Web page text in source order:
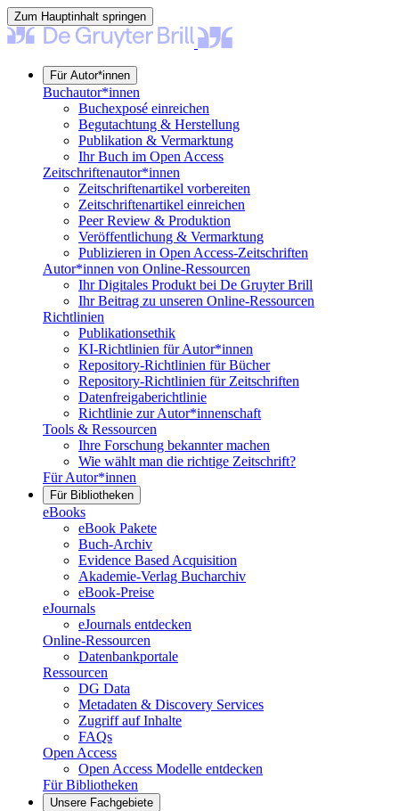
Zum Hauptinhalt springen
Für Autor*innen
Buchautor*innen
Buchexposé einreichen
Begutachtung & Herstellung
Publikation & Vermarktung
Ihr Buch im Open Access
Zeitschriftenautor*innen
Zeitschriftenartikel vorbereiten
Zeitschriftenartikel einreichen
Peer Review & Produktion
Veröffentlichung & Vermarktung
Publizieren in Open Access-Zeitschriften
Autor*innen von Online-Ressourcen
Ihr Digitales Produkt bei De Gruyter Brill
Ihr Beitrag zu unseren Online-Ressourcen
Richtlinien
Publikationsethik
KI-Richtlinien für Autor*innen
Repository-Richtlinien für Bücher
Repository-Richtlinien für Zeitschriften
Datenfreigaberichtlinie
Richtlinie zur Autor*innenschaft
Tools & Ressourcen
Ihre Forschung bekannter machen
Wie wählt man die richtige Zeitschrift?
Für Autor*innen
Für Bibliotheken
eBooks
eBook Pakete
Buch-Archiv
Evidence Based Acquisition
Akademie-Verlag Bucharchiv
eBook-Preise
eJournals
eJournals entdecken
Online-Ressourcen
Datenbankportale
Ressourcen
DG Data
Metadaten & Discovery Services
Zugriff auf Inhalte
FAQs
Open Access
Open Access Modelle entdecken
Für Bibliotheken
Unsere Fachgebiete